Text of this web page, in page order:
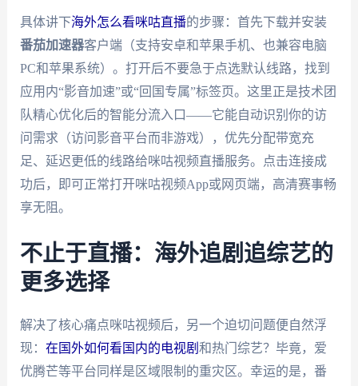
具体讲下海外怎么看咪咕直播的步骤：首先下载并安装
番茄加速器客户端（支持安卓和苹果手机、也兼容电脑
PC和苹果系统）。打开后不要急于点选默认线路，找到
应用内“影音加速”或“回国专属”标签页。这里正是技术团
队精心优化后的智能分流入口——它能自动识别你的访
问需求（访问影音平台而非游戏），优先分配带宽充
足、延迟更低的线路给咪咕视频直播服务。点击连接成
功后，即可正常打开咪咕视频App或网页端，高清赛事畅
享无阻。
不止于直播：海外追剧追综艺的
更多选择
解决了核心痛点咪咕视频后，另一个迫切问题便自然浮
现： 在国外如何看国内的电视剧 和热门综艺？毕竟，爱
优腾芒等平台同样是区域限制的重灾区。幸运的是，番